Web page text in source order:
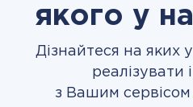
якого у
Дізнайтеся на яких
реалізувати
з Вашим сервісом